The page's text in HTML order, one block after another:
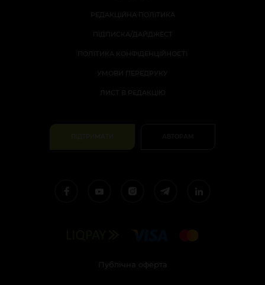
РЕДАКЦІЙНА ПОЛІТИКА
ПІДПИСКА/ДАЙДЖЕСТ
ПОЛІТИКА КОНФІДЕНЦІЙНОСТІ
УМОВИ ПЕРЕДРУКУ
ЛИСТ В РЕДАКЦІЮ
Публічна оферта